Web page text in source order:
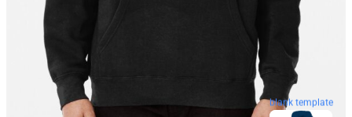
blank template